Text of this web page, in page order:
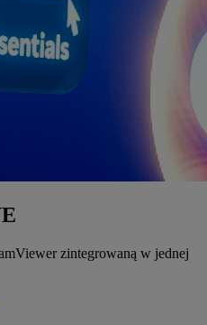
zintegrowaną w jednej